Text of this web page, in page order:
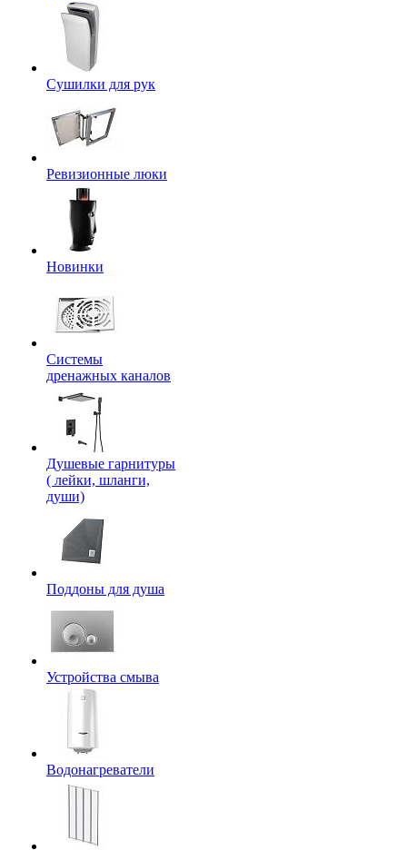
Сушилки для рук
Ревизионные люки
Новинки
Системы
дренажных каналов
Душевые гарнитуры
( лейки, шланги,
души)
Поддоны для душа
Устройства смыва
Водонагреватели